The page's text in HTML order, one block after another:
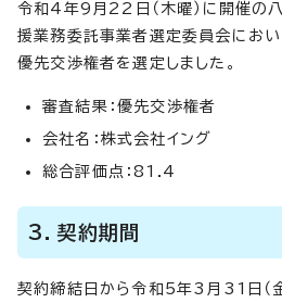
令和4年9月22日（木曜）に開催の
援業務委託事業者選定委員会におい
優先交渉権者を選定しました。
審査結果：優先交渉権者
会社名：株式会社イング
総合評価点：81.4
3．契約期間
契約締結日から令和5年3月31日（